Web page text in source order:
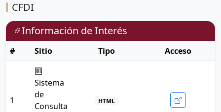
CFDI
Información de Interés
# Sitio Tipo Acceso
1
Sistema
de
Consulta
HTML